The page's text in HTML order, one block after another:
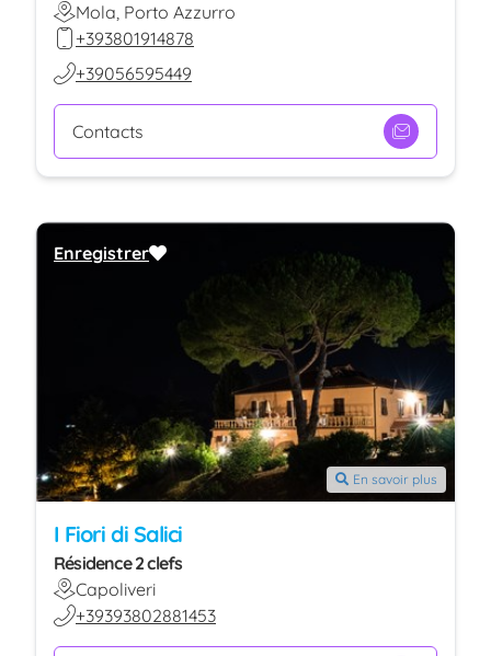
Mola, Porto Azzurro
+393801914878
+39056595449
Contacts
En savoir plus
I Fiori di Salici
Résidence 2 clefs
Capoliveri
+39393802881453
Enregistrer